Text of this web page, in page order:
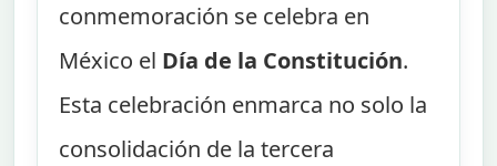
conmemoración se celebra en
México el Día de la Constitución.
Esta celebración enmarca no solo la
consolidación de la tercera